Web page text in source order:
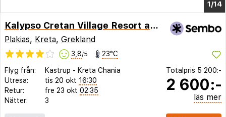
1/8
Kalypso Cretan Village Resort and Spa
Plakias, Kreta, Grekland
3,8/5 23°C
Flyg från: Kastrup - Kreta Chania
Utresa:
tis 20 okt 16:30
Retur:
fre 23 okt 02:35
Nätter:
3
Totalpris 5 200:-
2 600:-
läs mer